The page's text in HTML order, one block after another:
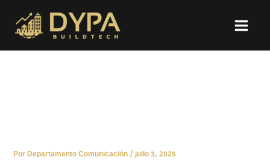
contenido
PorDepartamento Comunicación/julio 3, 2025